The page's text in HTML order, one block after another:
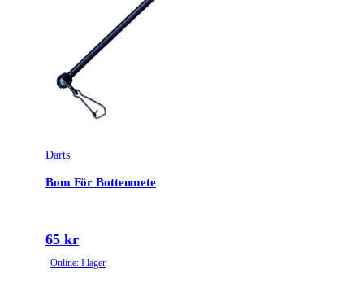
Darts
Bom För Bottenmete
65 kr
Online: I lager